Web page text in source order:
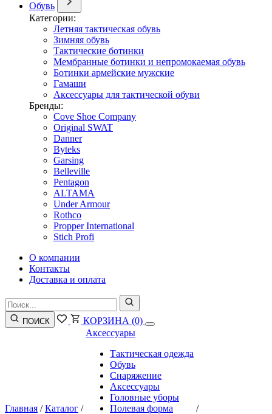
Обувь
Категории:
Летняя тактическая обувь
Зимняя обувь
Тактические ботинки
Мембранные ботинки и непромокаемая обувь
Ботинки армейские мужские
Гамаши
Аксессуары для тактической обуви
Бренды:
Cove Shoe Company
Original SWAT
Danner
Byteks
Garsing
Belleville
Pentagon
ALTAMA
Under Armour
Rothco
Propper International
Stich Profi
О компании
Контакты
Доставка и оплата
ПОИСК КОРЗИНА (0)
Главная /Каталог /
Аксессуары
Тактическая одежда
Обувь
Снаряжение
Аксессуары
Головные уборы
Полевая форма
/